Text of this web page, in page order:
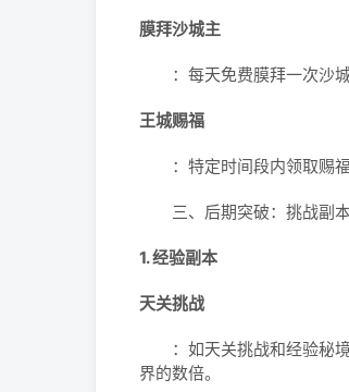
膜拜沙城主
：每天免费膜拜一次沙城
王城赐福
：特定时间段内领取赐福
三、后期突破：挑战副
1. 经验副本
天关挑战
：如天关挑战和经验秘境
界的数倍。